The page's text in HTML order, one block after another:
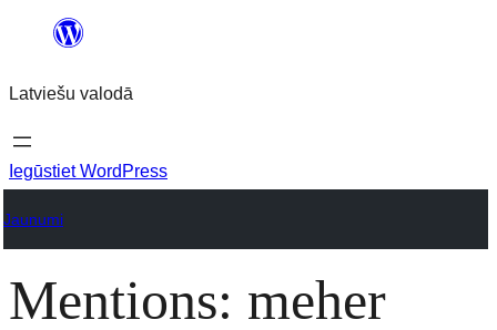
Pāriet
saturu
Latviešu valodā
Iegūstiet WordPress
Jaunumi
Mentions: meher